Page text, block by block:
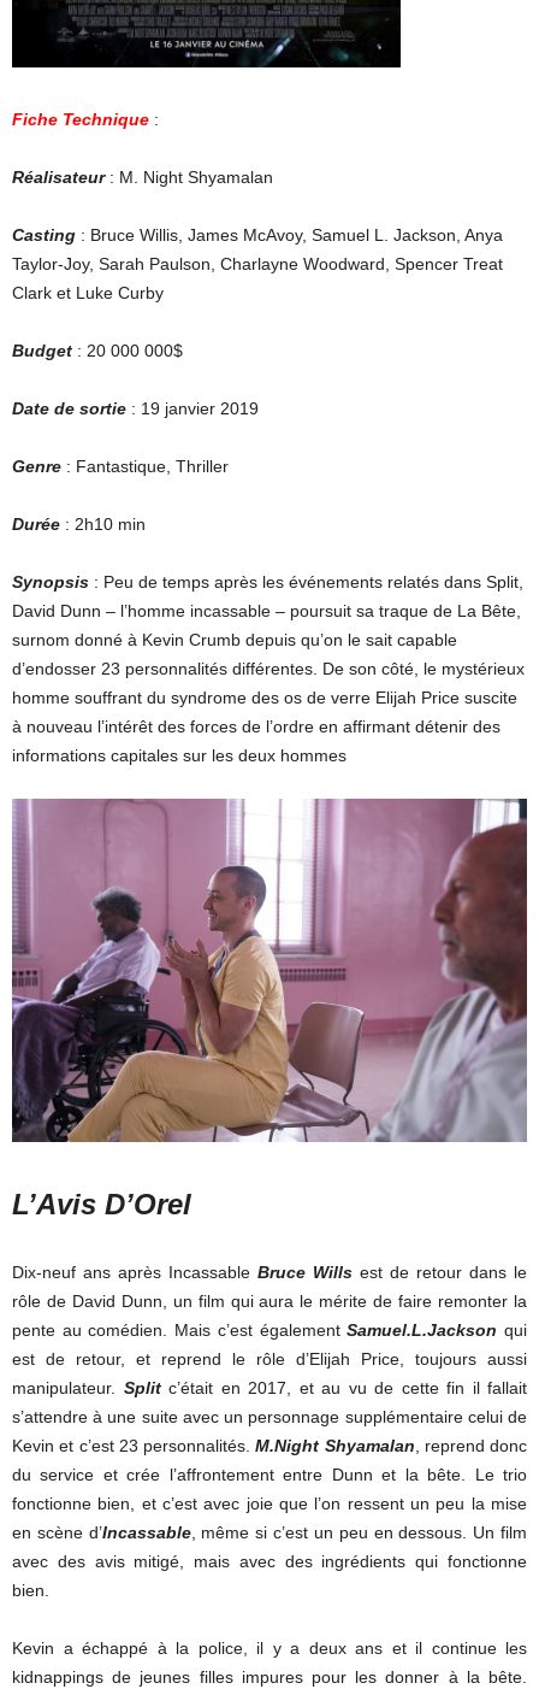
Fiche Technique :
Réalisateur : M. Night Shyamalan
Casting : Bruce Willis, James McAvoy, Samuel L. Jackson, Anya
Taylor-Joy, Sarah Paulson, Charlayne Woodward, Spencer Treat
Clark et Luke Curby
Budget : 20 000 000$
Date de sortie : 19 janvier 2019
Genre : Fantastique, Thriller
Durée : 2h10 min
Synopsis : Peu de temps après les événements relatés dans Split,
David Dunn – l’homme incassable – poursuit sa traque de La Bête,
surnom donné à Kevin Crumb depuis qu’on le sait capable
d’endosser 23 personnalités différentes. De son côté, le mystérieux
homme souffrant du syndrome des os de verre Elijah Price suscite
à nouveau l’intérêt des forces de l’ordre en affirmant détenir des
informations capitales sur les deux hommes
L’Avis D’Orel
Dix-neuf ans après Incassable Bruce Wills est de retour dans le
rôle de David Dunn, un film qui aura le mérite de faire remonter la
pente au comédien. Mais c’est égalementSamuel.L.Jackson qui
est de retour, et reprend le rôle d’Elijah Price, toujours aussi
manipulateur. Splitc’était en 2017, et au vu de cette fin il fallait
s’attendre à une suite avec un personnage supplémentaire celui de
Kevin et c’est 23 personnalités.M.Night Shyamalan, reprend donc
du service et crée l’affrontement entre Dunn et la bête. Le trio
fonctionne bien, et c’est avec joie que l’on ressent un peu la mise
en scène d’Incassable, même si c’est un peu en dessous. Un film
avec des avis mitigé, mais avec des ingrédients qui fonctionne
bien.
Kevin a échappé à la police, il y a deux ans et il continue les
kidnappings de jeunes filles impures pour les donner à la bête.